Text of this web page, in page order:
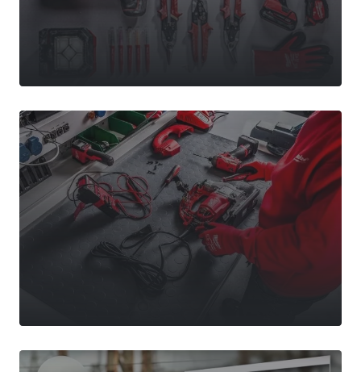
Široký sortiment na prodejnách